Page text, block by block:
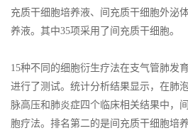
充质干细胞培养液、间充质干细胞外泌
养液。其中35项采用了间充质干细胞。
15种不同的细胞衍生疗法在支气管肺发
进行了测试。统计分析结果显示，在肺
脉高压和肺炎症四个临床相关结果中，
胞疗法。排名第二的是间充质干细胞培